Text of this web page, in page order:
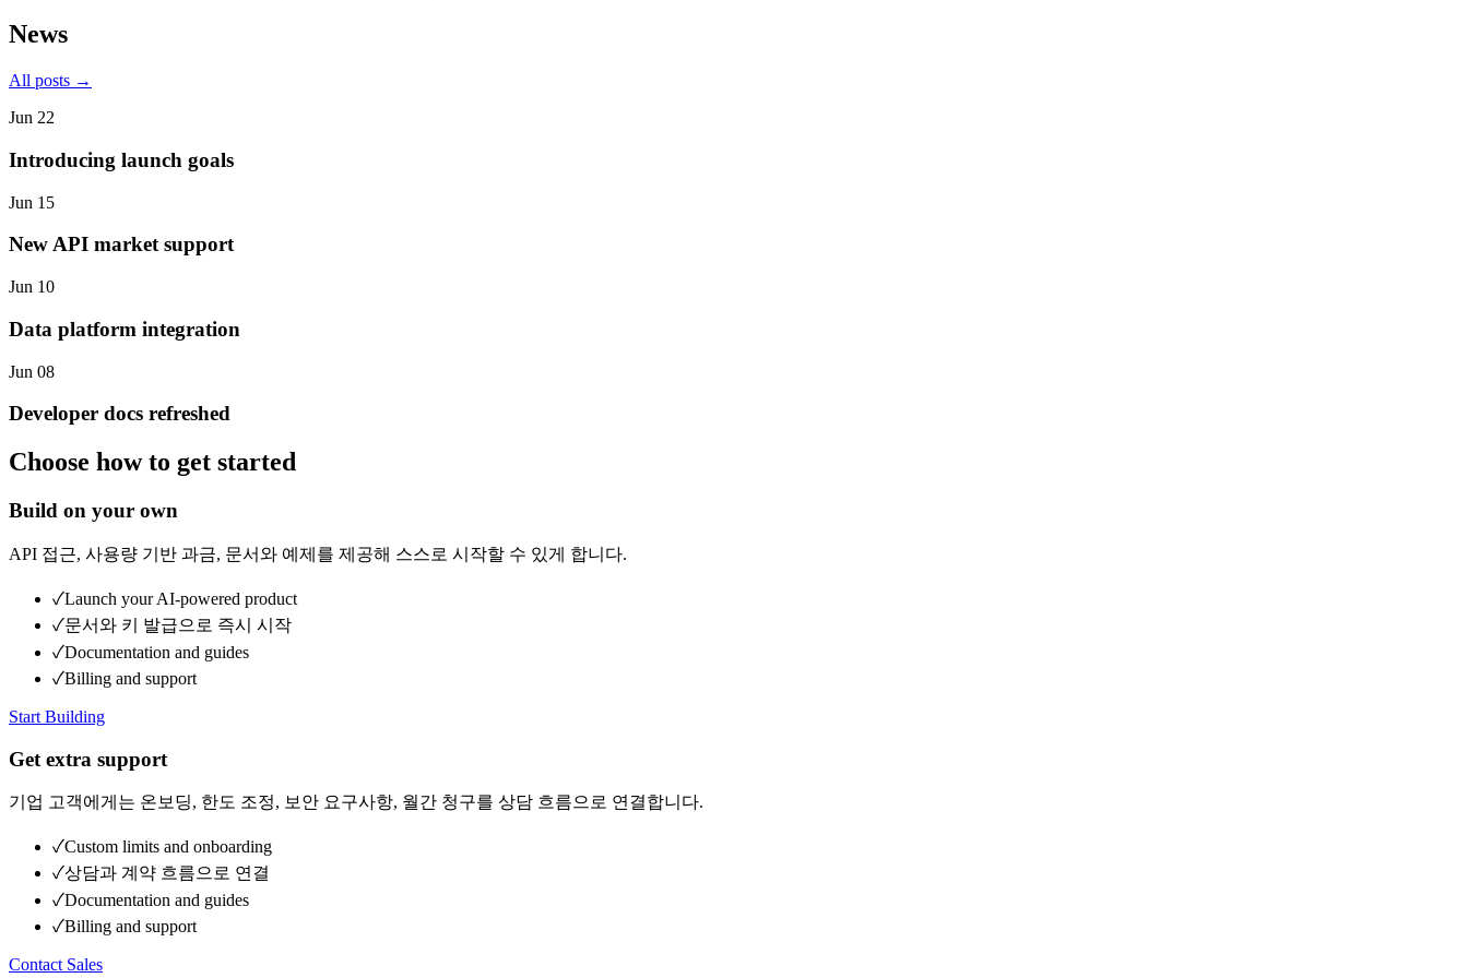
News
All posts →
Jun 22
Introducing launch goals
Jun 15
New API market support
Jun 10
Data platform integration
Jun 08
Developer docs refreshed
Choose how to get started
Build on your own
API 접근, 사용량 기반 과금, 문서와 예제를 제공해 스스로 시작할 수 있게 합니다.
✓Launch your AI-powered product
✓문서와 키 발급으로 즉시 시작
✓Documentation and guides
✓Billing and support
Start Building
Get extra support
기업 고객에게는 온보딩, 한도 조정, 보안 요구사항, 월간 청구를 상담 흐름으로 연결합니다.
✓Custom limits and onboarding
✓상담과 계약 흐름으로 연결
✓Documentation and guides
✓Billing and support
Contact Sales